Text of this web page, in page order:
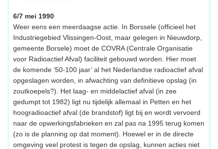
6/7 mei 1990
Weer eens een meerdaagse actie. In Borssele (officieel het
Industriegebied Vlissingen-Oost, maar gelegen in Nieuwdorp,
gemeente Borsele) moet de COVRA (Centrale Organisatie
voor Radioactief Afval) faciliteit gebouwd worden. Hier moet
de komende ‘50-100 jaar’ al het Nederlandse radioactief afval
opgeslagen worden, in afwachting van definitieve opslag (in
zoutkoepels?). Het laag- en middelactief afval (in zee
gedumpt tot 1982) ligt nu tijdelijk allemaal in Petten en het
hoogradioactief afval (de brandstof) ligt bij en wordt vervoerd
naar de opwerkingsfabrieken en zal pas na 1995 terug komen
(zo is de planning op dat moment). Hoewel er in de directe
omgeving veel protest is tegen de opslag, kunnen acties niet